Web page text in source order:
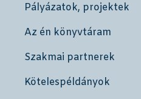
Pályázatok, projektek
Az én könyvtáram
Szakmai partnerek
Kötelespéldányok